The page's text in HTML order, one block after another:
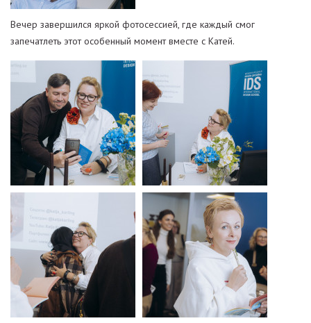
Вечер завершился яркой фотосессией, где каждый смог
запечатлеть этот особенный момент вместе с Катей.